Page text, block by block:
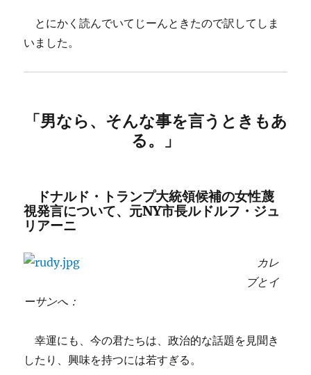
とにかく読んでいてじーんときたので訳してしま
いました。
「男なら、そんな事を言うときもあ
る。」
ドナルド・トランプ大統領候補の女性蔑
視発言について、元NY市長ルドルフ・ジュ
リアーニ
カレ
ブとイ
ーサンへ：
幸運にも、今の君たちは、政治的な話題を見聞き
したり、興味を持つには若すぎる。